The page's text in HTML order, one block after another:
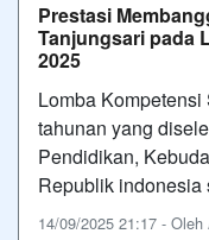
Prestasi
Tanjungsari pada
2025
Lomba
tahunan yang
Pendidikan,
Republik indonesia
14/09/2025 21:17 -